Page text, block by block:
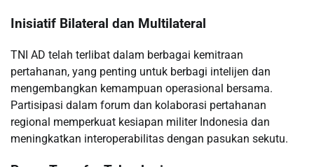
Inisiatif Bilateral dan Multilateral
TNI AD telah terlibat dalam berbagai kemitraan
pertahanan, yang penting untuk berbagi intelijen dan
mengembangkan kemampuan operasional bersama.
Partisipasi dalam forum dan kolaborasi pertahanan
regional memperkuat kesiapan militer Indonesia dan
meningkatkan interoperabilitas dengan pasukan sekutu.